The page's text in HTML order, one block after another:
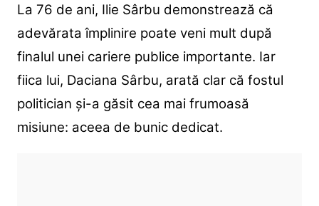
La 76 de ani, Ilie Sârbu demonstrează că
adevărata împlinire poate veni mult după
finalul unei cariere publice importante. Iar
fiica lui, Daciana Sârbu, arată clar că fostul
politician și-a găsit cea mai frumoasă
misiune: aceea de bunic dedicat.